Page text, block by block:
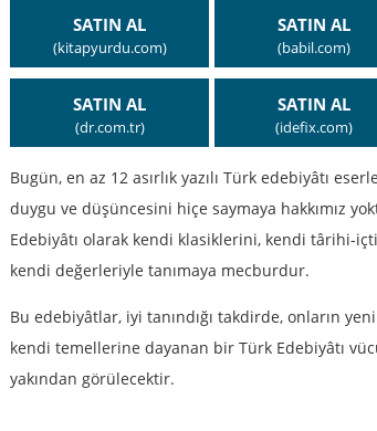
SATIN AL
(kitapyurdu.com)
SATIN AL
(babil.com)
SATIN AL
(dr.com.tr)
SATIN AL
(idefix.com)
Bugün, en az 12 asırlık yazılı Türk edebiyâtı
duygu ve düşüncesini hiçe saymaya hakkımız
Edebiyâtı olarak kendi klasiklerini, kendi târihi-
kendi değerleriyle tanımaya mecburdur.
Bu edebiyâtlar, iyi tanındığı takdirde, onların
kendi temellerine dayanan bir Türk Edebiyâtı
yakından görülecektir.